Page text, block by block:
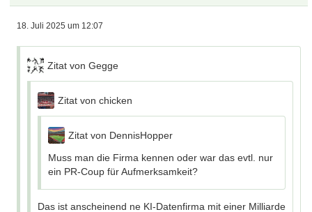
18. Juli 2025 um 12:07
Zitat von Gegge
Zitat von chicken
Zitat von DennisHopper
Muss man die Firma kennen oder war das evtl. nur
ein PR-Coup für Aufmerksamkeit?
Das ist anscheinend ne KI-Datenfirma mit einer Milliarde